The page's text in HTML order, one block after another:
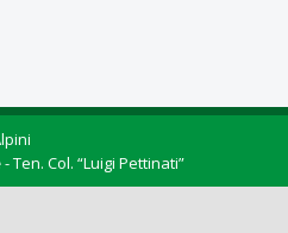
- Ten. Col. “Luigi Pettinati”